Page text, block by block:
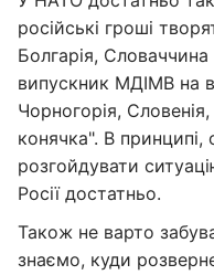
російські гроші
Болгарія,
випускник МДІМВ на
Чорногорія,
конячка". В
розгойдувати
Росії достатньо.
Також не варто
знаємо, куди